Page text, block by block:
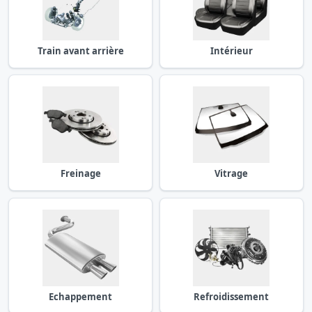
Train avant arrière Intérieur
Freinage Vitrage
Echappement Refroidissement